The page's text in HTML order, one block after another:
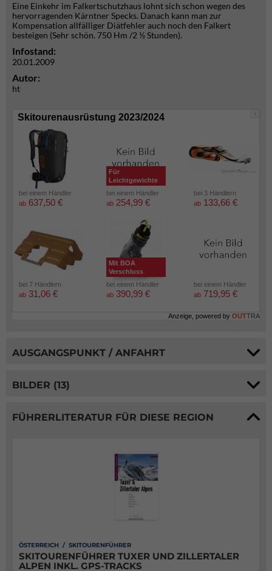
Eine Einkehr im Falkertschutzhaus lohnt sich schon wegen des
hervorragenden Kärntner Specks. Danach kann man zur
Kompensation allfälliger Diätfehler auch noch den Falkert
besteigen (Sehr schön. 750 Hm /2 ½ Stunden).
Infostand:
20.01.2009
Autor:
ht
i
Skitourenausrüstung 2023/2024
bei einem Händler
ab 637,50 €
Für
Leichtgewichte
bei einem Händler
ab 254,99 €
bei 3 Händlern
ab 133,66 €
bei 7 Händlern
ab 31,06 €
Mit BOA
Verschluss
bei einem Händler
ab 390,99 €
bei einem Händler
ab 719,95 €
Anzeige, powered by OUTTRA
AUSGANGSPUNKT / ANFAHRT
BILDER (13)
FÜHRERLITERATUR FÜR DIESE REGION
ÖSTERREICH / SKITOURENFÜHRER
SKITOURENFÜHRER TUXER UND ZILLERTALER
ALPEN INKL. GPS-TRACKS